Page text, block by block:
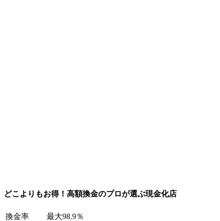
どこよりもお得！高額換金のプロが選ぶ現金化店
換金率
最大98.9％